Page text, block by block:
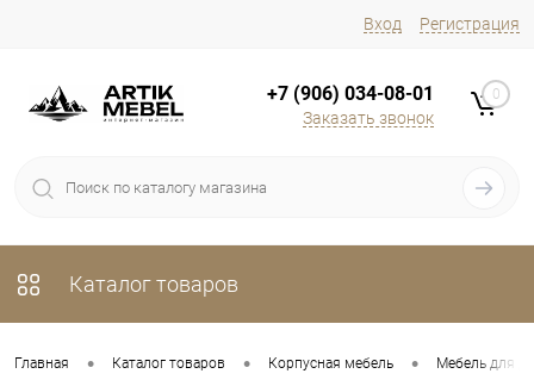
Вход Регистрация
+7 (906) 034-08-01
Заказать звонок
0
Каталог товаров
Главная • Каталог товаров • Корпусная мебель • Мебель для